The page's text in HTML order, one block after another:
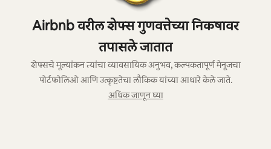
Airbnb वरील शेफ्स गुणवत्तेच्या निकषावर
तपासले जातात
शेफ्सचे मूल्यांकन त्यांचा व्यावसायिक अनुभव, कल्पकतापूर्ण मेनूजचा
पोर्टफोलिओ आणि उत्कृष्टतेचा लौकिक यांच्या आधारे केले जाते.
अधिक जाणून घ्या